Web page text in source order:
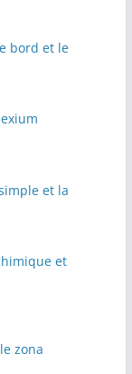
bord et le
et la
et
zona